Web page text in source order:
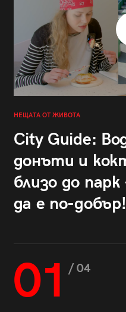
НЕЩАТА ОТ ЖИВОТА
City Guide:
донъти и
близо до
да е по-добър!
01 / 04